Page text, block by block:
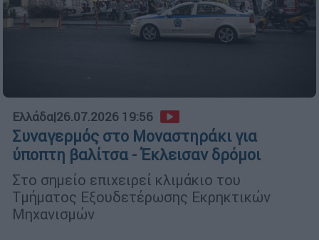
Ελλάδα|26.07.2026 19:56
Συναγερμός στο Μοναστηράκι για
ύποπτη βαλίτσα - Έκλεισαν δρόμοι
Στο σημείο επιχειρεί κλιμάκιο του
Τμήματος Εξουδετέρωσης Εκρηκτικών
Μηχανισμών